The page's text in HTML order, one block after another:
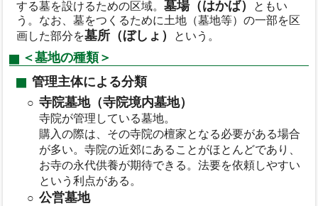
する墓を設けるための区域。墓場（はかば）
ともい
う。なお、墓をつくるために土地（墓地等）の一部を区
画した部分を墓所（ぼしょ） という。
＜墓地の種類＞
管理主体による分類
寺院墓地（寺院境内墓地）
寺院が管理している墓地。
購入の際は、その寺院の檀家となる必要がある場合
が多い。寺院の近郊にあることがほとんどであり、
お寺の永代供養が期待できる。法要を依頼しやすい
という利点がある。
公営墓地